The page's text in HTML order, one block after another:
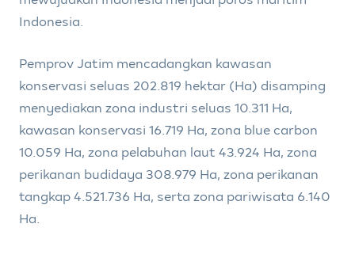
Indonesia.
Pemprov Jatim mencadangkan kawasan
konservasi seluas 202.819 hektar (Ha) disamping
menyediakan zona industri seluas 10.311 Ha,
kawasan konservasi 16.719 Ha, zona blue carbon
10.059 Ha, zona pelabuhan laut 43.924 Ha, zona
perikanan budidaya 308.979 Ha, zona perikanan
tangkap 4.521.736 Ha, serta zona pariwisata 6.140
Ha.